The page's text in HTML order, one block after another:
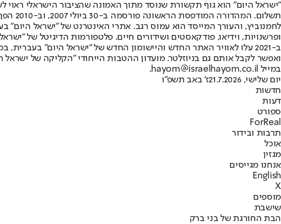
"ישראל היום" הוא גוף תקשורת שנוסד מתוך האמונה שהציבור הישראלי ראוי
ופרשנויות, וידיאו, פודקאסטים ושידורים חיים. פלטפורמות הדיגיטל של
ב-2021 עלו לאוויר האתר החדש והיישומון החדש של "ישראל היום"
ואפשר לקבל אותם גם בניוזלטר. מועדון ההטבות הייחודי "הקליקה של
במייל hayom@israelhayom.co.il.
יום שלישי, 21.7.2026
ז' באב תשפ"ו
חדשות
דעות
ספורט
ForReal
תרבות ובידור
אוכל
מגזין
אנחנו מגייסים
English
X
מוספים
שישבת
הבת החורגת של בני ברק